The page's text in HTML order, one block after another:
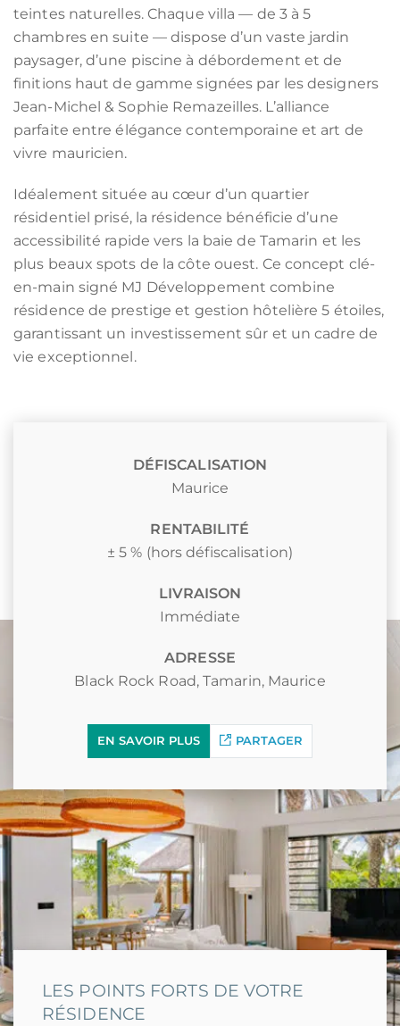
teintes naturelles. Chaque villa — de 3 à 5
chambres en suite — dispose d’un vaste jardin
paysager, d’une piscine à débordement et de
finitions haut de gamme signées par les designers
Jean-Michel & Sophie Remazeilles. L’alliance
parfaite entre élégance contemporaine et art de
vivre mauricien.
Idéalement située au cœur d’un quartier
résidentiel prisé, la résidence bénéficie d’une
accessibilité rapide vers la baie de Tamarin et les
plus beaux spots de la côte ouest. Ce concept clé-
en-main signé MJ Développement combine
résidence de prestige et gestion hôtelière 5 étoiles,
garantissant un investissement sûr et un cadre de
vie exceptionnel.
DÉFISCALISATION
Maurice
RENTABILITÉ
± 5 % (hors défiscalisation)
LIVRAISON
Immédiate
ADRESSE
Black Rock Road, Tamarin, Maurice
EN SAVOIR PLUS PARTAGER
LES POINTS FORTS DE VOTRE
RÉSIDENCE